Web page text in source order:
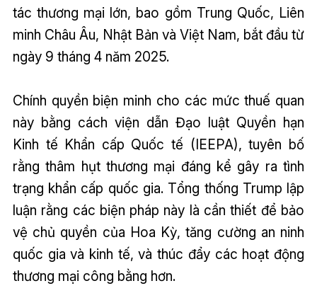
tác thương mại lớn, bao gồm Trung Quốc, Liên
minh Châu Âu, Nhật Bản và Việt Nam, bắt đầu từ
ngày 9 tháng 4 năm 2025.
Chính quyền biện minh cho các mức thuế quan
này bằng cách viện dẫn Đạo luật Quyền hạn
Kinh tế Khẩn cấp Quốc tế (IEEPA), tuyên bố
rằng thâm hụt thương mại đáng kể gây ra tình
trạng khẩn cấp quốc gia. Tổng thống Trump lập
luận rằng các biện pháp này là cần thiết để bảo
vệ chủ quyền của Hoa Kỳ, tăng cường an ninh
quốc gia và kinh tế, và thúc đẩy các hoạt động
thương mại công bằng hơn.